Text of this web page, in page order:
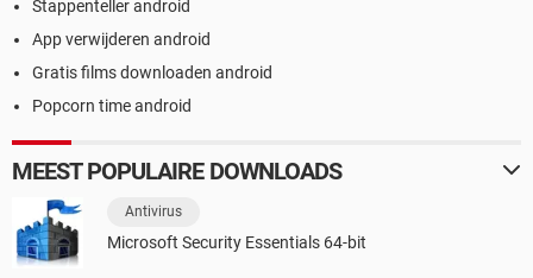
Stappenteller android
App verwijderen android
Gratis films downloaden android
Popcorn time android
MEEST POPULAIRE DOWNLOADS
Antivirus
Microsoft Security Essentials 64-bit